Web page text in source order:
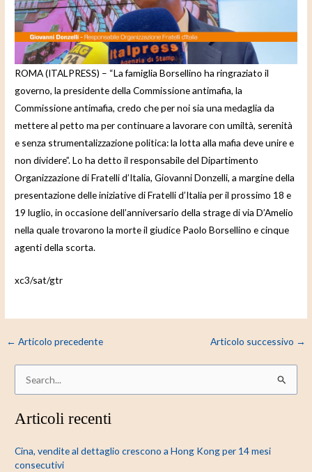
e
o
ROMA (ITALPRESS) – “La famiglia Borsellino ha ringraziato il
governo, la presidente della Commissione antimafia, la
Commissione antimafia, credo che per noi sia una medaglia da
mettere al petto ma per continuare a lavorare con umiltà, serenità
e senza strumentalizzazione politica: la lotta alla mafia deve unire e
non dividere”. Lo ha detto il responsabile del Dipartimento
Organizzazione di Fratelli d’Italia, Giovanni Donzelli, a margine della
presentazione delle iniziative di Fratelli d’Italia per il prossimo 18 e
19 luglio, in occasione dell’anniversario della strage di via D’Amelio
nella quale trovarono la morte il giudice Paolo Borsellino e cinque
agenti della scorta.
xc3/sat/gtr
← Articolo precedente Articolo successivo →
r
a
Articoli recenti
Cina, vendite al dettaglio crescono a Hong Kong per 14 mesi
consecutivi